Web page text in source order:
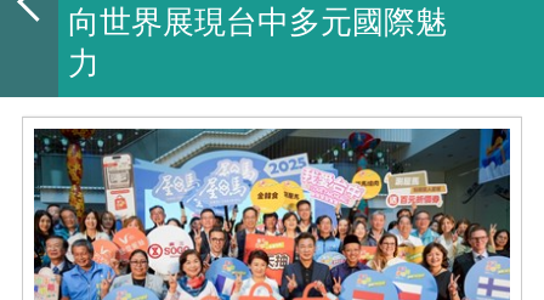
向世界展現台中多元國際魅
力